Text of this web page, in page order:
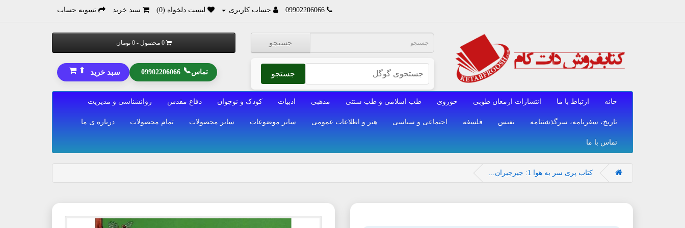
09902206066 حساب کاربری لیست دلخواه (0) سبد خرید تسویه حساب
جستجو
جستجو
0 محصول - 0 تومان
تماس📞
09902206066 سبد خرید ⬆
خانه ارتباط با ما انتشارات ارمغان طوبی حوزوی طب اسلامی و طب سنتی مذهبی ادبیات کودک و نوجوان دفاع مقدس روانشناسی و مدیریت
تاریخ، سفرنامه، سرگذشتنامه نفیس فلسفه اجتماعی و سیاسی هنر و اطلاعات عمومی سایر موضوعات سایر محصولات تمام محصولات درباره ی ما
تماس با ما
کتاب پری سر به هوا 1: جیرجیران...